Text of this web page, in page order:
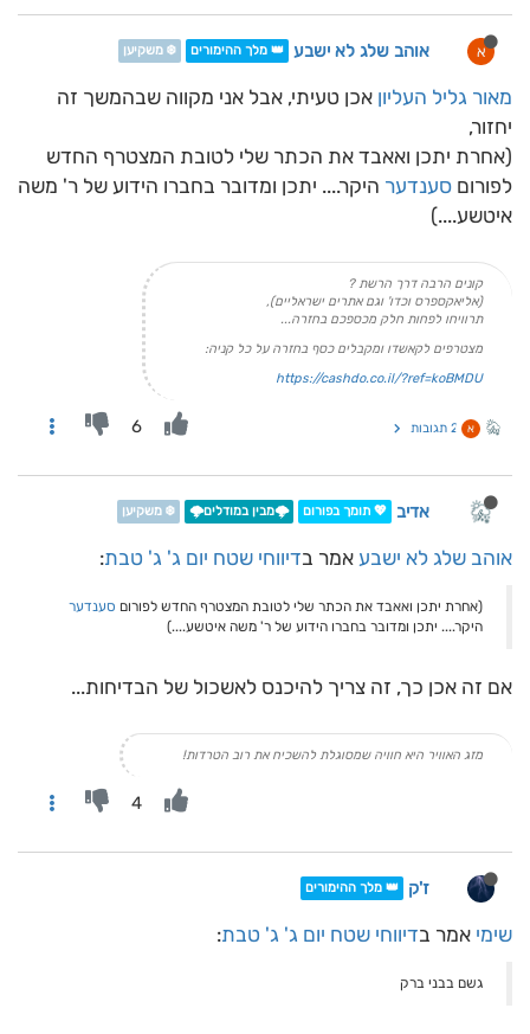
א אוהב שלג לא ישבע 👑 מלך ההימורים ❄️ משקיען
מאור גליל העליון אכן טעיתי, אבל אני מקווה שבהמשך זה
יחזור,
(אחרת יתכן ואאבד את הכתר שלי לטובת המצטרף החדש
לפורום סענדער היקר.... יתכן ומדובר בחברו הידוע של ר' משה
איטשע....)
קונים הרבה דרך הרשת ?
(אליאקספרס וכדו' וגם אתרים ישראליים),
תרוויחו לפחות חלק מכספכם בחזרה...
מצטרפים לקאשדו ומקבלים כסף בחזרה על כל קניה:
https://cashdo.co.il/?ref=koBMDU
א 2 תגובות 6
אדיב 💖 תומך בפורום 🌩️מבין במודלים🌩️ ❄️ משקיען
אוהב שלג לא ישבע אמר בדיווחי שטח יום ג' ג' טבת:
(אחרת יתכן ואאבד את הכתר שלי לטובת המצטרף החדש לפורום סענדער
היקר.... יתכן ומדובר בחברו הידוע של ר' משה איטשע....)
אם זה אכן כך, זה צריך להיכנס לאשכול של הבדיחות...
מזג האוויר היא חוויה שמסוגלת להשכיח את רוב הטרדות!
4
ז'ק 👑 מלך ההימורים
שימי אמר בדיווחי שטח יום ג' ג' טבת:
גשם בבני ברק